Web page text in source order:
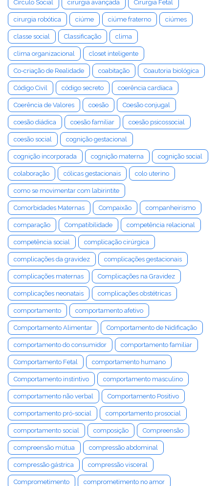
Círculo Social cirurgia avançada Cirurgia Fetal
cirurgia robótica ciúme ciúme fraterno ciúmes
classe social Classificação clima
clima organizacional closet inteligente
Co-criação de Realidade coabitação Coautoria biológica
Código Civil código secreto coerência cardíaca
Coerência de Valores coesão Coesão conjugal
coesão diádica coesão familiar coesão psicossocial
coesão social cognição gestacional
cognição incorporada cognição materna cognição social
colaboração cólicas gestacionais colo uterino
como se movimentar com labirintite
Comorbidades Maternas Compaixão companheirismo
comparação Compatibilidade competência relacional
competência social complicação cirúrgica
complicações da gravidez complicações gestacionais
complicações maternas Complicações na Gravidez
complicações neonatais complicações obstétricas
comportamento comportamento afetivo
Comportamento Alimentar Comportamento de Nidificação
comportamento do consumidor comportamento familiar
Comportamento Fetal comportamento humano
Comportamento instintivo comportamento masculino
comportamento não verbal Comportamento Positivo
comportamento pró-social comportamento prosocial
comportamento social composição Compreensão
compreensão mútua compressão abdominal
compressão gástrica compressão visceral
Comprometimento comprometimento no amor